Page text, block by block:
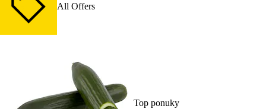
All Offers
Top ponuky